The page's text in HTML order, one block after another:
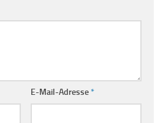
E-Mail-Adresse*